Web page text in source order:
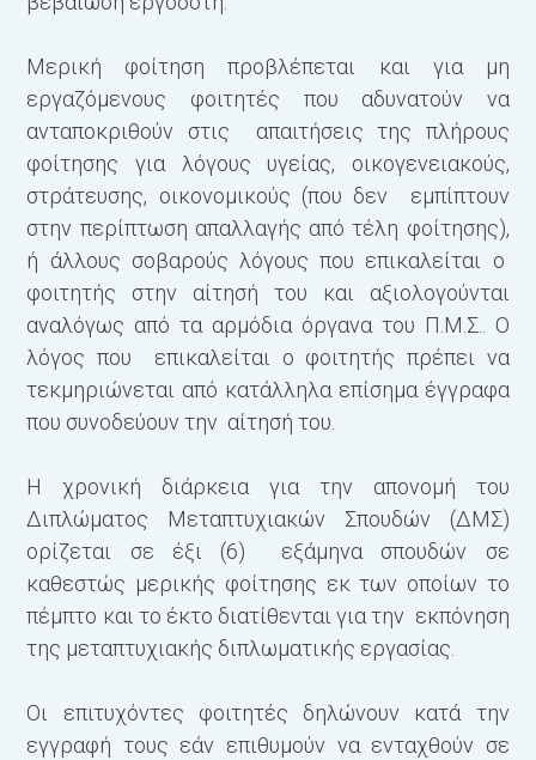
Μερική φοίτηση προβλέπεται και για μη
εργαζόμενους φοιτητές που αδυνατούν να
ανταποκριθούν στις απαιτήσεις της πλήρους
φοίτησης για λόγους υγείας, οικογενειακούς,
στράτευσης, οικονομικούς (που δεν εμπίπτουν
στην περίπτωση απαλλαγής από τέλη φοίτησης),
ή άλλους σοβαρούς λόγους που επικαλείται ο
φοιτητής στην αίτησή του και αξιολογούνται
αναλόγως από τα αρμόδια όργανα του Π.Μ.Σ.. Ο
λόγος που επικαλείται ο φοιτητής πρέπει να
τεκμηριώνεται από κατάλληλα επίσημα έγγραφα
που συνοδεύουν την αίτησή του.
Η χρονική διάρκεια για την απονομή του
Διπλώματος Μεταπτυχιακών Σπουδών (ΔΜΣ)
ορίζεται σε έξι (6) εξάμηνα σπουδών σε
καθεστώς μερικής φοίτησης εκ των οποίων το
πέμπτο και το έκτο διατίθενται για την εκπόνηση
της μεταπτυχιακής διπλωματικής εργασίας.
Οι επιτυχόντες φοιτητές δηλώνουν κατά την
εγγραφή τους εάν επιθυμούν να ενταχθούν σε